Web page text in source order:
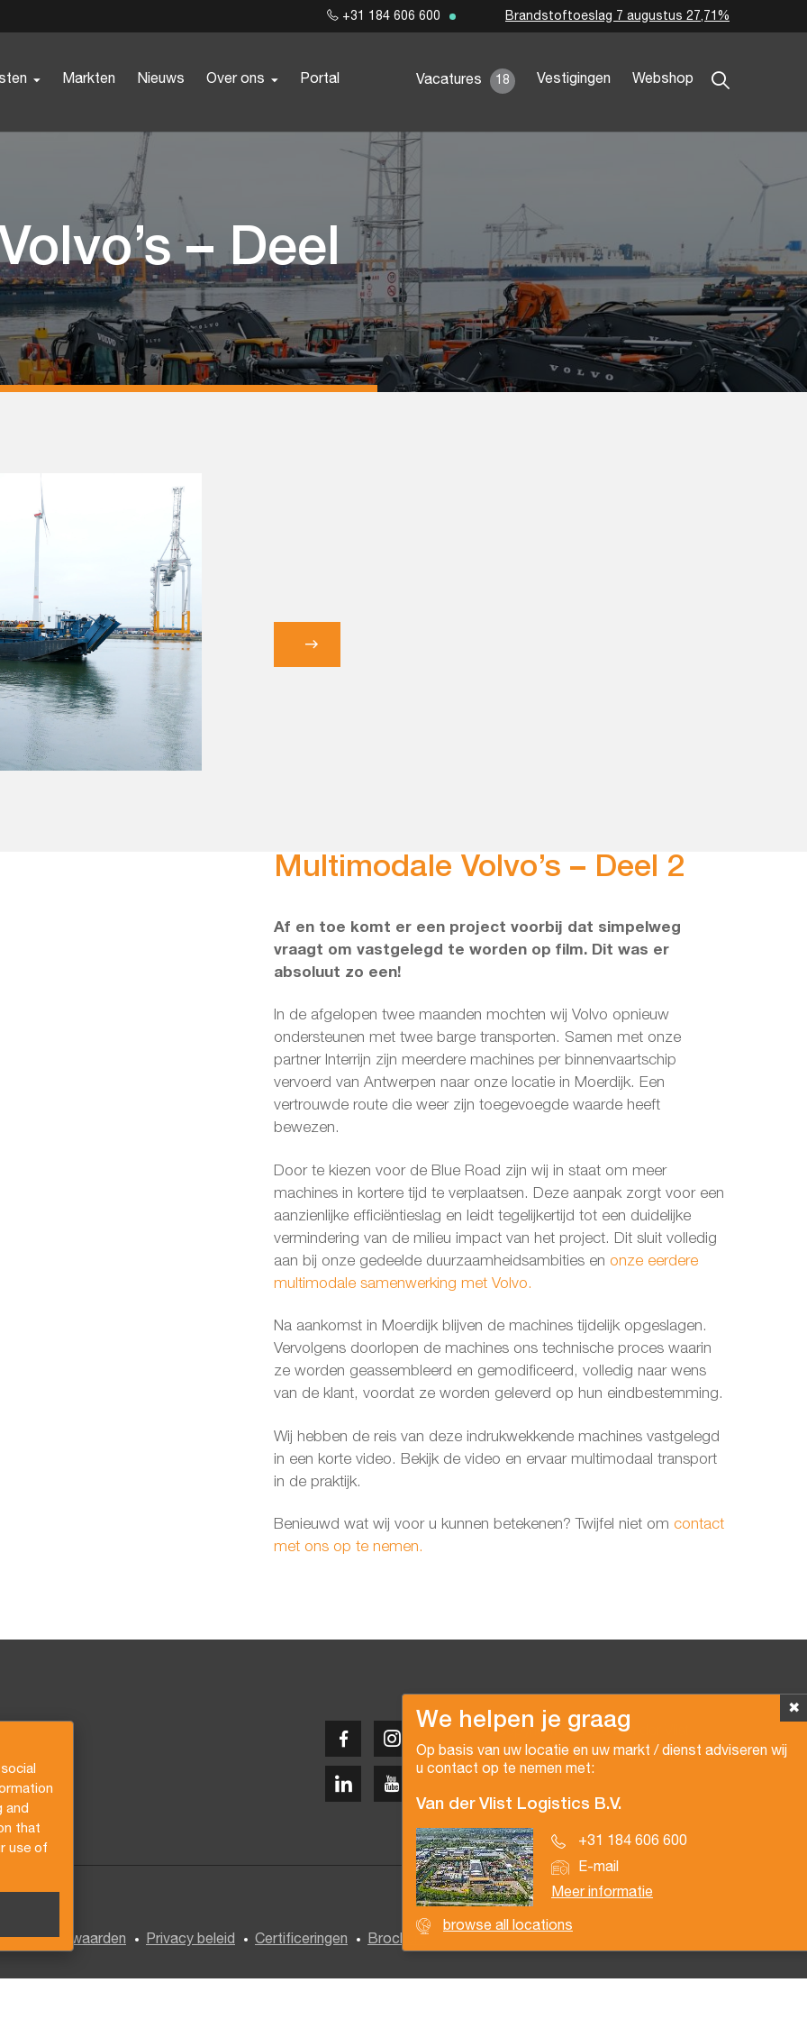
and
that
use of
Markten Nieuws Over ons Portal Vacatures 18 Vestigingen Webshop
+31 184 606 600 Brandstoftoeslag 7 augustus 27,71%
– Deel
Multimodale Volvo’s – Deel 2
Af en toe komt er een project voorbij dat simpelweg
vraagt om vastgelegd te worden op film. Dit was er
absoluut zo een!
In de afgelopen twee maanden mochten wij Volvo opnieuw
ondersteunen met twee barge transporten. Samen met onze
partner Interrijn zijn meerdere machines per binnenvaartschip
vervoerd van Antwerpen naar onze locatie in Moerdijk. Een
vertrouwde route die weer zijn toegevoegde waarde heeft
bewezen.
Door te kiezen voor de Blue Road zijn wij in staat om meer
machines in kortere tijd te verplaatsen. Deze aanpak zorgt voor een
aanzienlijke efficiëntieslag en leidt tegelijkertijd tot een duidelijke
vermindering van de milieu impact van het project. Dit sluit volledig
aan bij onze gedeelde duurzaamheidsambities en onze eerdere
multimodale samenwerking met Volvo.
Na aankomst in Moerdijk blijven de machines tijdelijk opgeslagen.
Vervolgens doorlopen de machines ons technische proces waarin
ze worden geassembleerd en gemodificeerd, volledig naar wens
van de klant, voordat ze worden geleverd op hun eindbestemming.
Wij hebben de reis van deze indrukwekkende machines vastgelegd
in een korte video. Bekijk de video en ervaar multimodaal transport
in de praktijk.
Benieuwd wat wij voor u kunnen betekenen? Twijfel niet om contact
met ons op te nemen.
✖
We helpen je graag
Op basis van uw locatie en uw markt / dienst adviseren wij
u contact op te nemen met:
Van der Vlist Logistics B.V.
+31 184 606 600
E-mail
Meer informatie
browse all locations
Copyright © 2026 Van der Vlist
voorwaarden Privacy beleid Certificeringen Brochure